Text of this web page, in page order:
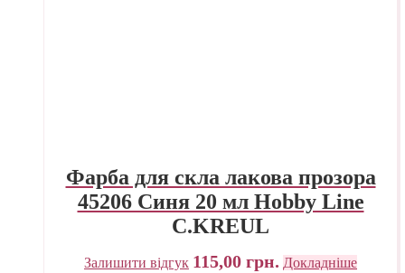
Фарба для скла лакова прозора
45206 Синя 20 мл Hobby Line
C.KREUL
Залишити відгук 115,00 грн. Докладніше